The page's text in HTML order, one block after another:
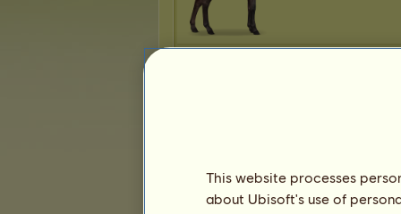
Mustang
This website processes
about Ubisoft's use of